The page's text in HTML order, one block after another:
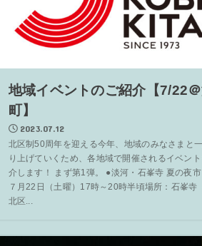
地域イベントのご紹介【7/22
町】
2023.07.12
北区制50周年を迎える今年、地域のみなさまと
り上げていくため、各地域で開催されるイベン
介します！ まず第1弾。 ●淡河・石峯寺 夏の夜市
７月22日（土曜）17時～20時半頃場所：石峯寺
北区...